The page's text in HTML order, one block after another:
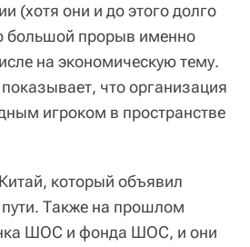
(хотя они и до этого долго
большой прорыв именно
на экономическую тему.
что организация
игроком в пространстве
который объявил
Также на прошлом
ШОС и фонда ШОС, и они